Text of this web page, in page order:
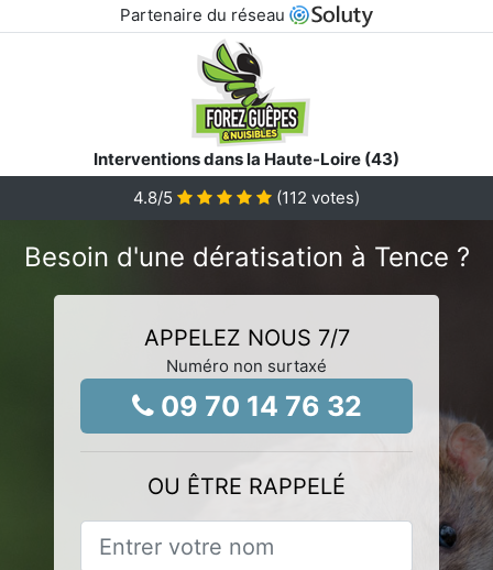
Partenaire du réseau
Interventions dans la Haute-Loire (43)
4.8/5 (112 votes)
Besoin d'une dératisation à Tence ?
APPELEZ NOUS 7/7
Numéro non surtaxé
09 70 14 76 32
OU ÊTRE RAPPELÉ